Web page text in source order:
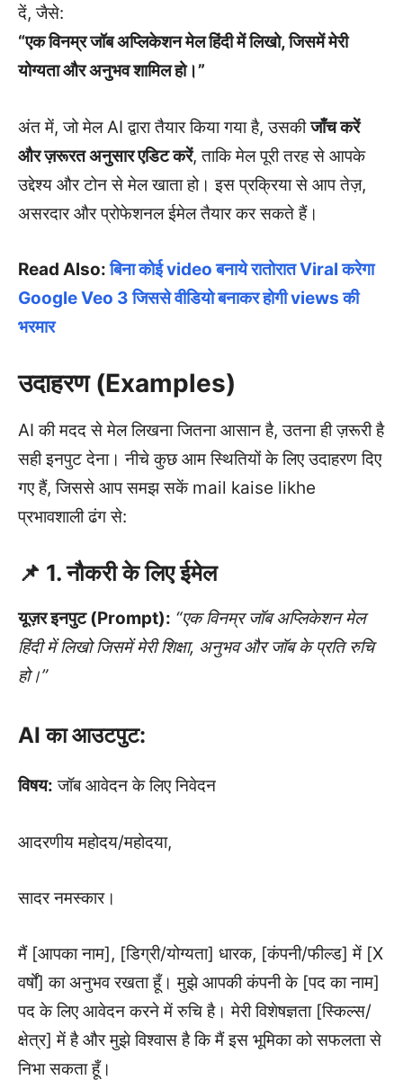
दें, जैसे:
“एक विनम्र जॉब अप्लिकेशन मेल हिंदी में लिखो, जिसमें मेरी
योग्यता और अनुभव शामिल हो।”
अंत में, जो मेल AI द्वारा तैयार किया गया है, उसकीजाँच करें
और ज़रूरत अनुसार एडिट करें, ताकि मेल पूरी तरह से आपके
उद्देश्य और टोन से मेल खाता हो। इस प्रक्रिया से आप तेज़,
असरदार और प्रोफेशनल ईमेल तैयार कर सकते हैं।
Read Also:बिना कोई video बनाये रातोरात Viral करेगा
Google Veo 3 जिससे वीडियो बनाकर होगी views की
भरमार
उदाहरण (Examples)
AI की मदद से मेल लिखना जितना आसान है, उतना ही ज़रूरी है
सही इनपुट देना। नीचे कुछ आम स्थितियों के लिए उदाहरण दिए
गए हैं, जिससे आप समझ सकें mail kaise likhe
प्रभावशाली ढंग से:
📌 1. नौकरी के लिए ईमेल
यूज़र इनपुट (Prompt): “एक विनम्र जॉब अप्लिकेशन मेल
हिंदी में लिखो जिसमें मेरी शिक्षा, अनुभव और जॉब के प्रति रुचि
हो।”
AI का आउटपुट:
विषय: जॉब आवेदन के लिए निवेदन
आदरणीय महोदय/महोदया,
सादर नमस्कार।
मैं [आपका नाम], [डिग्री/योग्यता] धारक, [कंपनी/फील्ड] में [X
वर्षों] का अनुभव रखता हूँ। मुझे आपकी कंपनी के [पद का नाम]
पद के लिए आवेदन करने में रुचि है। मेरी विशेषज्ञता [स्किल्स/
क्षेत्र] में है और मुझे विश्वास है कि मैं इस भूमिका को सफलता से
निभा सकता हूँ।